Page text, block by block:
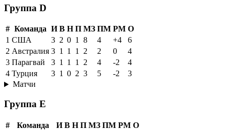
Группа D
# Команда И В Н П МЗ ПМ РМ О
1 США 3 2 0 1 8 4 +4
6
2 Австралия 3 1 1 1 2 2 0
4
3 Парагвай 3 1 1 1 2 4 -2
4
4 Турция 3 1 0 2 3 5 -2
3
Матчи
Группа E
# Команда И В Н П МЗ ПМ РМ О